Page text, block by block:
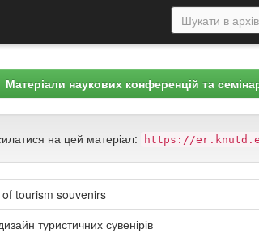
Матеріали наукових конференцій та
на цей матеріал: https://
tourism souvenirs
туристичних сувенірів